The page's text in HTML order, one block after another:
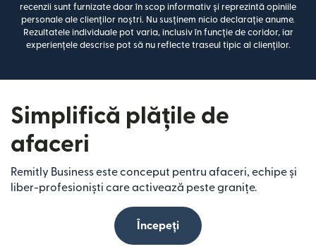
recenzii sunt furnizate doar în scop informativ și reprezintă opiniile
personale ale clienților noștri. Nu susținem nicio declarație anume.
Rezultatele individuale pot varia, inclusiv în funcție de coridor, iar
experiențele descrise pot să nu reflecte traseul tipic al clienților.
Simplifică plățile de
afaceri
Remitly Business este conceput pentru afaceri, echipe și
liber-profesioniști care activează peste granițe.
Începeți